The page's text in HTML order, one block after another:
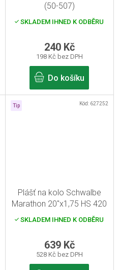
(50-507)
SKLADEM IHNED K ODBĚRU
198 Kč bez DPH
240 Kč
Do košíku
Tip
Plášť na kolo Schwalbe
Marathon 20"x1,75 HS 420
SKLADEM IHNED K ODBĚRU
528 Kč bez DPH
639 Kč
Kód: 627252